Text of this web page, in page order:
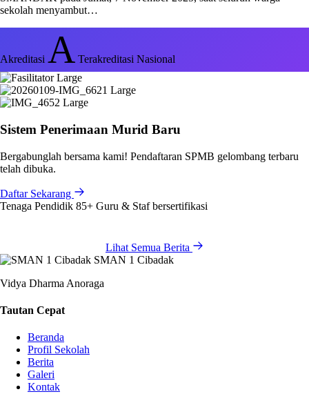
sekolah menyambut…
Akreditasi A Terakreditasi Nasional
Sistem Penerimaan Murid Baru
Bergabunglah bersama kami! Pendaftaran SPMB gelombang terbaru
telah dibuka.
Daftar Sekarang
Tenaga Pendidik 85+ Guru & Staf bersertifikasi
Lihat Semua Berita
SMAN 1 Cibadak
Vidya Dharma Anoraga
Tautan Cepat
Beranda
Profil Sekolah
Berita
Galeri
Kontak